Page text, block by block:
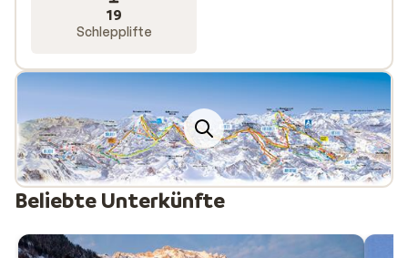
19
Schlepplifte
Beliebte Unterkünfte